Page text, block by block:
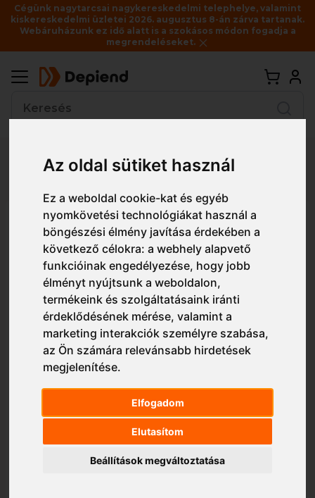
Az oldal sütiket használ
Ez a weboldal cookie-kat és egyéb
nyomkövetési technológiákat használ a
böngészési élmény javítása érdekében a
következő célokra:a webhely alapvető
funkcióinak engedélyezése, hogy jobb
élményt nyújtsunk a weboldalon,
termékeink és szolgáltatásaink iránti
érdeklődésének mérése, valamint a
marketing interakciók személyre szabása,
az Ön számára relevánsabb hirdetések
megjelenítése.
Elfogadom
Elutasítom
Beállítások megváltoztatása
Cégünk nagytarcsai nagykereskedelmi telephelye, valamint
kiskereskedelmi üzletei 2026. augusztus 8-án zárva tartanak.
Webáruházunk ez idő alatt is a szokásos módon fogadja a
megrendeléseket.
Részletes nézet Egyszerű nézet
Z126 Portwest Portwest
Viszonteladói A5 katalógus
2019/3 (ár nélküli változat)